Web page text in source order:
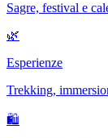
Sagre, festival e
🌿
Esperienze
Trekking,
🛍